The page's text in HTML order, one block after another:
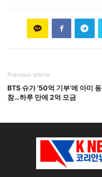
Previous article
BTS 슈가 ’50억 기부’에 아미 동
참…하루 만에 2억 모금